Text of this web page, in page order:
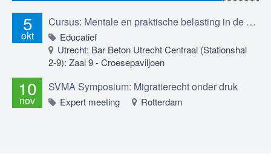
5
okt
Cursus: Mentale en praktische belasting in de migratierechtadvocatuur; professioneel betrokken blijven in een werkveld dat je raakt, 5 oktober 2026
Educatief
Utrecht: Bar Beton Utrecht Centraal (Stationshal
2-9): Zaal 9 - Croesepaviljoen
10
nov
SVMA Symposium: Migratierecht onder druk
Expert meeting Rotterdam